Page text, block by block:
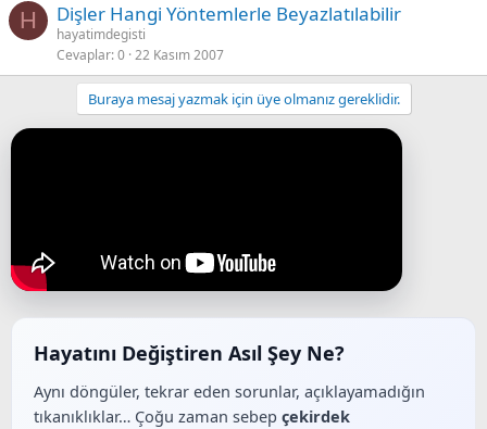
H Dişler Hangi Yöntemlerle Beyazlatılabilir
hayatimdegisti
Cevaplar 0 22 Kasım 2007
Buraya mesaj yazmak için üye olmanız gereklidir.
Hayatını Değiştiren Asıl Şey Ne?
Aynı döngüler, tekrar eden sorunlar, açıklayamadığın
tıkanıklıklar… Çoğu zaman sebep çekirdek